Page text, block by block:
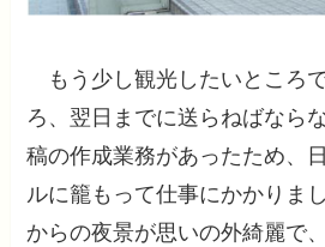
もう少し観光したいところ
ろ、翌日までに送らねばなら
稿の作成業務があったため、
ルに籠もって仕事にかかりま
からの夜景が思いの外綺麗で